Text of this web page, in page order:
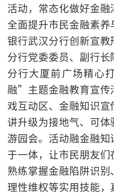
活动，常态化做好金融
全面提升市民金融素
银行武汉分行创新宣教
分行党委委员、副行
分行大厦前广场精心
融”主题金融教育宣传
戏互动区、金融知识
讲升级为接地气、可
游园会。活动融金融
于一体，让市民朋友们
熟练掌握金融陷阱识
理性维权等实用技能